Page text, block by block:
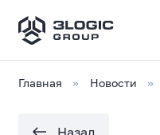
Главная Новости
Назад